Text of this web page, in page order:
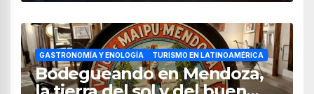
GASTRONOMÍA Y ENOLOGÍA TURISMO EN LATINOAMÉRICA
Bodegueando en Mendoza,